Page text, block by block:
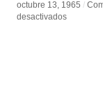
octubre 13, 1965 /
desactivadosen
octubre 13, 1965 /
desactivadosen